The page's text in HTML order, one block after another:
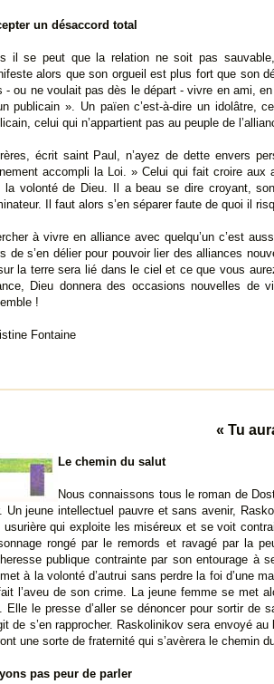
un désaccord total
il se peut que la relation ne soit pas
alors que son orgueil est plus fort que son
- ou ne voulait pas dès le départ - vivre en ami,
publicain ». Un païen c’est-à-dire un idolâtre,
celui qui n’appartient pas au peuple de
écrit saint Paul, n’ayez de dette envers
accompli la Loi. » Celui qui fait croire aux
la volonté de Dieu. Il a beau se dire croyant,
Il faut alors s’en séparer faute de quoi il
à vivre en alliance avec quelqu’un c’est
de s’en délier pour pouvoir lier des alliances
la terre sera lié dans le ciel et ce que vous
Dieu donnera des occasions nouvelles de
!
Fontaine
« Tu
Le chemin du salut
Nous connaissons tous le roman de
Un jeune intellectuel pauvre et sans avenir,
usurière qui exploite les miséreux et se voit
rongé par le remords et ravagé par la
publique contrainte par son entourage à
à la volonté d’autrui sans perdre la foi d’une
l’aveu de son crime. La jeune femme se met
Elle le presse d’aller se dénoncer pour sortir de
de s’en rapprocher. Raskolinikov sera envoyé
une sorte de fraternité qui s’avèrera le chemin
pas peur de parler